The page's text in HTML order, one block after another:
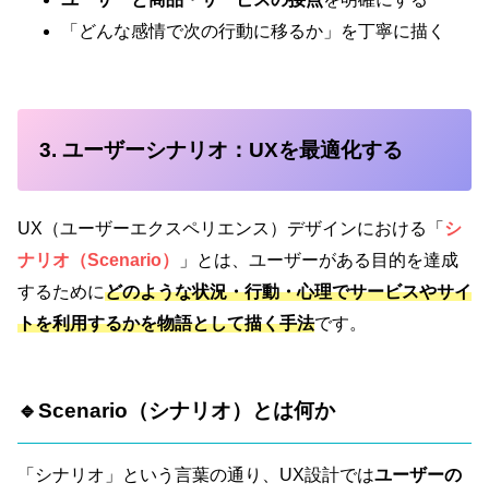
「どんな感情で次の行動に移るか」を丁寧に描く
3. ユーザーシナリオ：UXを最適化する
UX（ユーザーエクスペリエンス）デザインにおける「 シ
ナリオ（Scenario）
」とは、ユーザーがある目的を達成
するためにどのような状況・行動・心理でサービスやサイ
トを利用するかを物語として描く手法です。
🔹Scenario（シナリオ）とは何か
「シナリオ」という言葉の通り、UX設計ではユーザーの